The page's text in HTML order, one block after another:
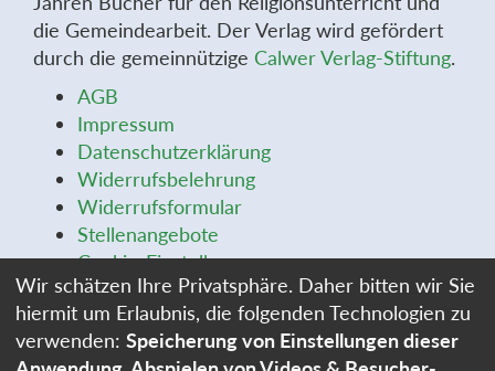
die Gemeindearbeit. Der Verlag wird gefördert
durch die gemeinnützige Calwer Verlag-Stiftung.
AGB
Impressum
Datenschutzerklärung
Widerrufsbelehrung
Widerrufsformular
Stellenangebote
Cookie-Einstellungen
Wir schätzen Ihre Privatsphäre. Daher bitten wir Sie
hiermit um Erlaubnis, die folgenden Technologien zu
verwenden: Speicherung von Einstellungen dieser